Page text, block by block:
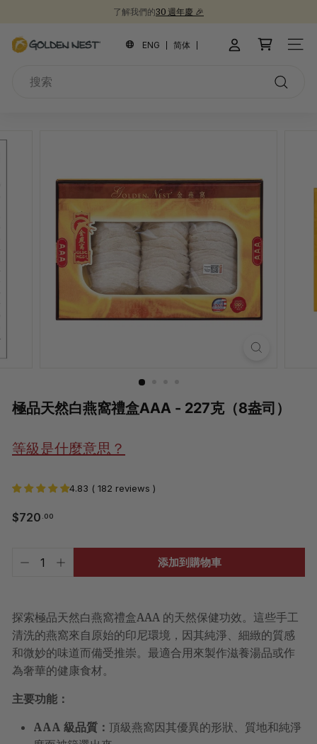
停
了解我們的30 週年慶 🎉
金
ENG 简体 網站
極品天然白燕窩禮盒AAA - 227克（8盎司）
等級是什麼意思？
4.83 ( 182 reviews )
$720 .00
常
將
於
結
帳
時
計
添加到購物車
探索極品天然白燕窩禮盒AAA 的天然保健功效。這些手工
清洗的燕窩來自原始的印尼環境，因其純淨、細緻的質感
和微妙的味道而備受推崇。最適合用來製作滋養湯品或作
為奢華的健康食材。
主要功能：
AAA 級品質： 頂級燕窩因其優異的形狀、質地和純淨